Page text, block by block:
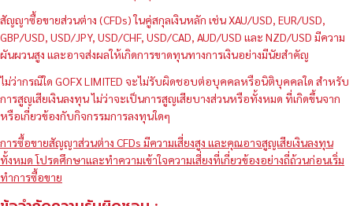
สัญญาซื้อขายส่วนต่าง (CFDs) ในคู่สกุลเงินหลัก เช่น XAU/USD, EUR/USD,
GBP/USD, USD/JPY, USD/CHF, USD/CAD, AUD/USD และ NZD/USD มีความ
ผันผวนสูง และอาจส่งผลให้เกิดการขาดทุนทางการเงินอย่างมีนัยสำคัญ
ไม่ว่ากรณีใด GOFX LIMITED จะไม่รับผิดชอบต่อบุคคลหรือนิติบุคคลใด สำหรับ
การสูญเสียเงินลงทุน ไม่ว่าจะเป็นการสูญเสียบางส่วนหรือทั้งหมด ที่เกิดขึ้นจาก
หรือเกี่ยวข้องกับกิจกรรมการลงทุนใดๆ
การซื้อขายสัญญาส่วนต่าง CFDs มีความเสี่ยงสูง และคุณอาจสูญเสียเงินลงทุน
ทั้งหมด โปรดศึกษาและทำความเข้าใจความเสี่ยงที่เกี่ยวข้องอย่างถี่ถ้วนก่อนเริ่ม
ทำการซื้อขาย